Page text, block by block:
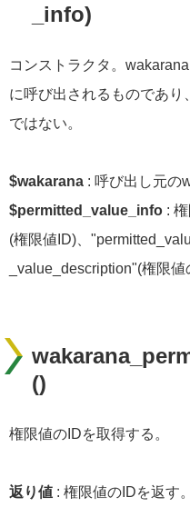
_info)
コンストラクタ。
に呼び出されるものであり
ではない。
$wakarana : 呼び出し元の
$permitted_value_info :
(権限値ID)、
_value_description"(権限
()
権限値のIDを取得する。
返り値 : 権限値のIDを返す。